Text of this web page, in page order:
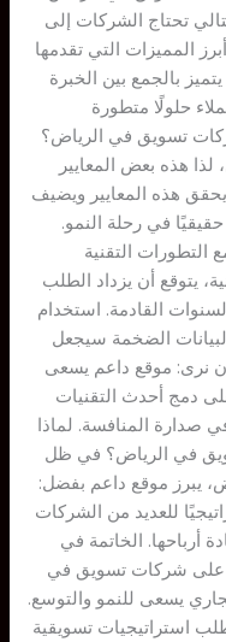
تحتاج الشركات إلى
المميزات التي تقدمها
بالجمع بين الخبرة
حلولًا متطورة
تسويق في الرياض؟
هذه بعض المعايير
هذه المعايير ويضيف
في رحلة النمو.
التقنية
يتوقع أن يزداد الطلب
القادمة. استخدام
الضخمة سيجعل
أن نرى: موقع داعم يسعى
دمج أحدث التقنيات
صدارة المنافسة. لماذا
في الرياض؟ في ظل
يبرز موقع داعم بفضل:
للعديد من الشركات
أرباحها. الخاتمة في
على شركات تسويق في
يسعى للنمو والتوسع.
استراتيجيات تسويقية